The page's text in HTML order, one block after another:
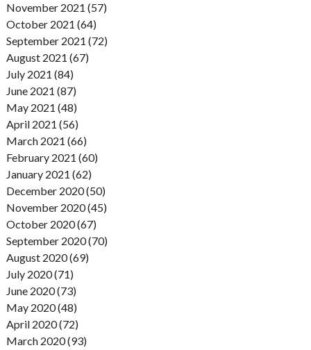
November 2021 (57)
October 2021 (64)
September 2021 (72)
August 2021 (67)
July 2021 (84)
June 2021 (87)
May 2021 (48)
April 2021 (56)
March 2021 (66)
February 2021 (60)
January 2021 (62)
December 2020 (50)
November 2020 (45)
October 2020 (67)
September 2020 (70)
August 2020 (69)
July 2020 (71)
June 2020 (73)
May 2020 (48)
April 2020 (72)
March 2020 (93)